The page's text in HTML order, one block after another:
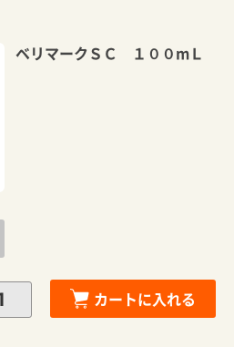
ベリマークＳＣ １００mＬ
カートに入れる